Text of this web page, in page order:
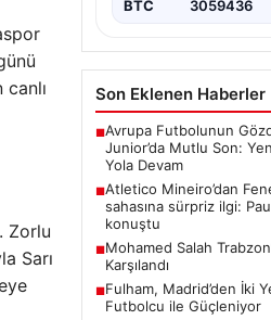
Zorlu
Sarı
BTC 3059436
Son Eklenen Haberler
■Avrupa Futbolunun
Junior’da Mutlu Son:
Yola Devam
■Atletico Mineiro’dan
sahasına sürpriz ilgi:
konuştu
■Mohamed Salah
Karşılandı
■Fulham, Madrid’den İki
Futbolcu ile Güçleniyor